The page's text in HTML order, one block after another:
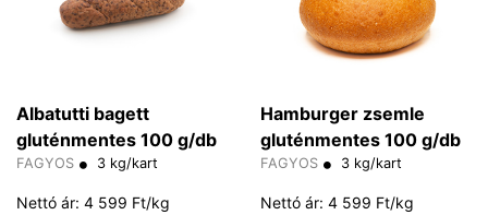
Albatutti bagett
gluténmentes 100 g/db
FAGYOS 3 kg/kart
Nettó ár: 4 599 Ft/kg
Hamburger zsemle
gluténmentes 100 g/db
FAGYOS 3 kg/kart
Nettó ár: 4 599 Ft/kg